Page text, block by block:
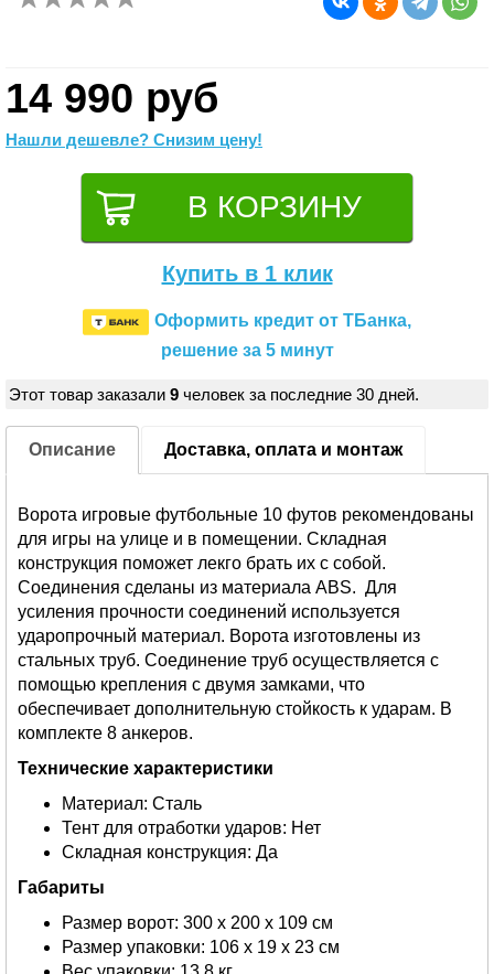
14 990 руб
Нашли дешевле? Снизим цену!
Купить в 1 клик
Оформить кредит от ТБанка,
решение за 5 минут
Этот товар заказали 9 человек за последние 30 дней.
Описание Доставка, оплата и монтаж
Ворота игровые футбольные 10 футов рекомендованы
для игры на улице и в помещении. Складная
конструкция поможет лекго брать их с собой.
Соединения сделаны из материала ABS. Для
усиления прочности соединений используется
ударопрочный материал. Ворота изготовлены из
стальных труб. Соединение труб осуществляется с
помощью крепления с двумя замками, что
обеспечивает дополнительную стойкость к ударам. В
комплекте 8 анкеров.
Технические характеристики
Материал: Сталь
Тент для отработки ударов: Нет
Складная конструкция: Да
Габариты
Размер ворот: 300 x 200 x 109 см
Размер упаковки: 106 х 19 х 23 см